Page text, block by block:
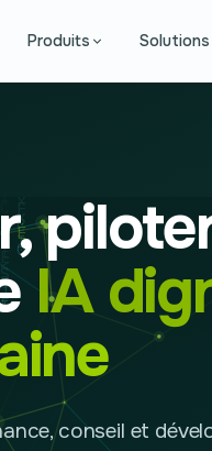
Produits Solutions
IA
conseil et